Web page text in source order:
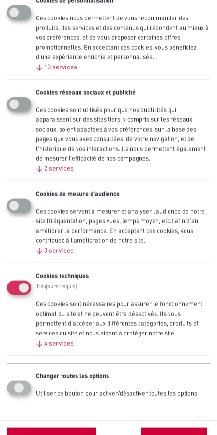
TailleD
Chimie
Piles Alcalines Intense
Voir les détails techniques Comparer 0 /3
Pile alcaline Procell Intense AA, 1,5 V
TailleAA
Voir les détails techniques Comparer
Pile alcaline Procell Intense AAA, 1,5 V
TailleAAA
ChimiePiles Alcalines Intense
Voir les détails techniques Comparer 0
Bouton Lithium Procell 2450, 3 V
TailleCR2450
ChimiePiles bouton lithium
Voir les détails techniques
Pile bouton lithium Procell Intense 2032, 3 V
Taille
ChimiePiles bouton lithium
Voir les détails techniques Comparer 0/3
Pile bouton lithium Procell Intense 2025, 3 V
TailleCR2025
ChimiePiles bouton lithium
Voir les détails techniques
Ces cookies nous permettent de vous recommander des
produits, des services et des contenus qui répondent au mieux à
vos préférences, et de vous proposer certaines offres
promotionnelles. En acceptant ces cookies, vous bénéficiez
d’une expérience enrichie et personnalisée.
↓ 10 services
Cookies réseaux sociaux et publicité
Ces cookies sont utilisés pour que nos publicités qui
apparaissent sur des sites tiers, y compris sur les réseaux
sociaux, soient adaptées à vos préférences, sur la base des
pages que vous avez consultées, de votre navigation, et de
l'historique de vos interactions. Ils nous permettent également
de mesurer l’efficacité de nos campagnes.
↓ 2 services
Cookies de mesure d'audience
Ces cookies servent à mesurer et analyser l’audience de notre
site (fréquentation, pages vues, temps moyen, etc.) afin d’en
améliorer la performance. En acceptant ces cookies, vous
contribuez à l’amélioration de notre site.
↓ 3 services
Cookies techniques
(toujours requis)
Ces cookies sont nécessaires pour assurer le fonctionnement
optimal du site et ne peuvent être désactivés. Ils vous
permettent d'accéder aux différentes catégories, produits et
services du site et nous aident à protéger notre site.
↓ 4 services
Changer toutes les options
Utiliser ce bouton pour activer/désactiver toutes les options